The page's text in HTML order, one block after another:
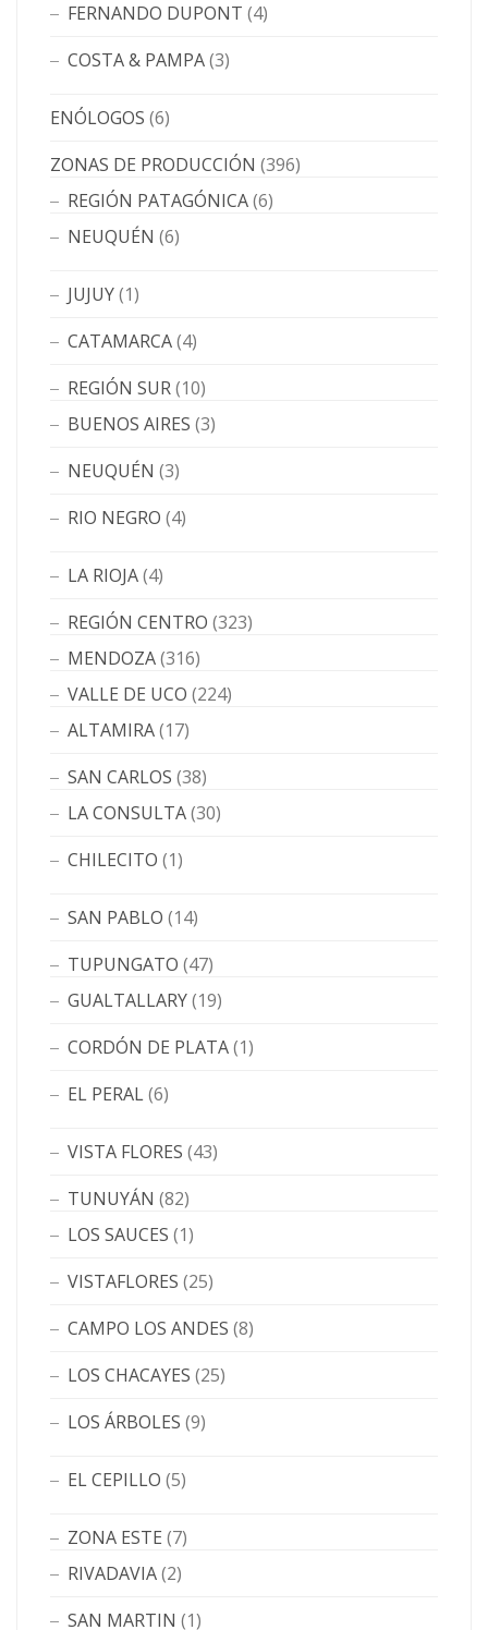
FERNANDO DUPONT (4)
COSTA & PAMPA(3)
ENÓLOGOS (6)
ZONAS DE PRODUCCIÓN (396)
REGIÓN PATAGÓNICA(6)
NEUQUÉN (6)
JUJUY(1)
CATAMARCA(4)
REGIÓN SUR(10)
BUENOS AIRES (3)
NEUQUÉN (3)
RIO NEGRO (4)
LA RIOJA(4)
REGIÓN CENTRO (323)
MENDOZA(316)
VALLE DE UCO (224)
ALTAMIRA(17)
SAN CARLOS (38)
LA CONSULTA(30)
CHILECITO (1)
SAN PABLO (14)
TUPUNGATO (47)
GUALTALLARY(19)
CORDÓN DE PLATA(1)
EL PERAL(6)
VISTA FLORES (43)
TUNUYÁN (82)
LOS SAUCES (1)
VISTAFLORES (25)
CAMPO LOS ANDES (8)
LOS CHACAYES (25)
LOS ÁRBOLES (9)
EL CEPILLO (5)
ZONA ESTE (7)
RIVADAVIA(2)
SAN MARTIN (1)